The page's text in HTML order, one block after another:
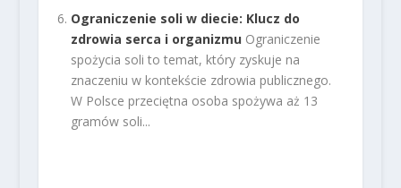
Ograniczenie soli w diecie: Klucz do
zdrowia serca i organizmu Ograniczenie
spożycia soli to temat, który zyskuje na
znaczeniu w kontekście zdrowia publicznego.
W Polsce przeciętna osoba spożywa aż 13
gramów soli...